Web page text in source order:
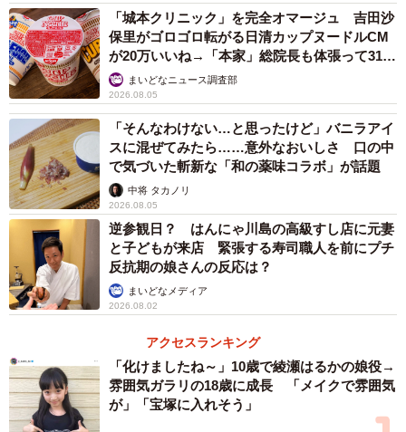
3/5
ハムで包めば具がこぼれない！（提供：ちょうちんあんこうさん）
意外と盲点だったとも言える方法に、「素晴らしい。確
いいですね～、今度マネしてみます！」「か！！！かしこ
い！！！！今まで全然気づかずにこぼしまくってまし
た！！！！！すごい！！！」と絶賛リプライが集まりまし
「城本クリニック」を完全オマージュ 吉田沙
保里がゴロゴロ転がる日清カップヌードルCM
が20万いいね→「本家」総院長も体張って31万
いいねまいどなニュース調査部
2026.08.05
「そんなわけない…と思ったけど」バニラアイ
スに混ぜてみたら……意外なおいしさ 口の中
で気づいた斬新な「和の薬味コラボ」が話題
中将 タカノリ
2026.08.05
逆参観日？ はんにゃ川島の高級すし店に元妻
と子どもが来店 緊張する寿司職人を前にプチ
反抗期の娘さんの反応は？
まいどなメディア
2026.08.02
アクセスランキング
「化けましたね～」10歳で綾瀬はるかの娘役→
雰囲気ガラリの18歳に成長 「メイクで雰囲気
が」「宝塚に入れそう」